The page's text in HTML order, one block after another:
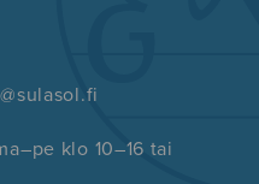
klo 10–16 tai